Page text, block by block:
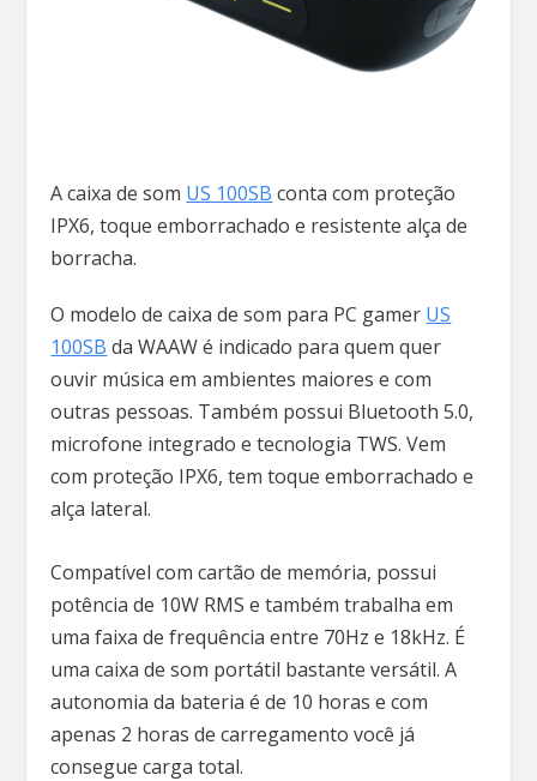
A caixa de som US 100SB conta com proteção
IPX6, toque emborrachado e resistente alça de
borracha.
O modelo de caixa de som para PC gamer US
100SB da WAAW é indicado para quem quer
ouvir música em ambientes maiores e com
outras pessoas. Também possui Bluetooth 5.0,
microfone integrado e tecnologia TWS. Vem
com proteção IPX6, tem toque emborrachado e
alça lateral.
Compatível com cartão de memória, possui
potência de 10W RMS e também trabalha em
uma faixa de frequência entre 70Hz e 18kHz. É
uma caixa de som portátil bastante versátil. A
autonomia da bateria é de 10 horas e com
apenas 2 horas de carregamento você já
consegue carga total.